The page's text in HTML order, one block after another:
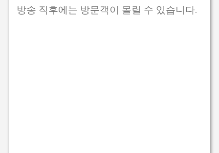
방송 직후에는 방문객이 몰릴 수 있습니다.